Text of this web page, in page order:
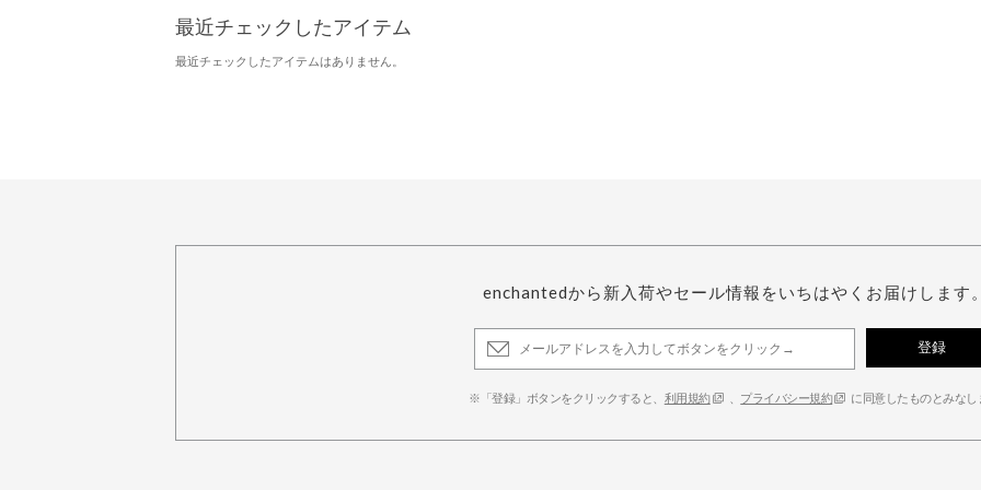
最近チェックしたアイテム
最近チェックしたアイテムはありません。
enchantedから新入荷やセール情報をいちはやくお届けします
登録
※「登録」ボタンをクリックすると、 利用規約 プライバシー規約 に同意したものとみなし